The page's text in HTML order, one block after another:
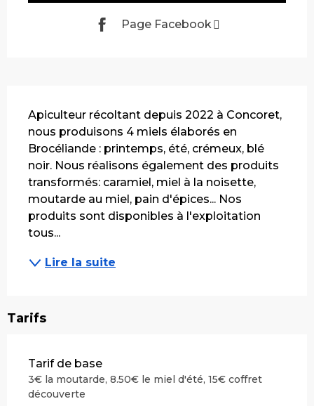
Page Facebook
Apiculteur récoltant depuis 2022 à Concoret,
nous produisons 4 miels élaborés en
Brocéliande : printemps, été, crémeux, blé
noir. Nous réalisons également des produits
transformés: caramiel, miel à la noisette,
moutarde au miel, pain d'épices... Nos
produits sont disponibles à l'exploitation
tous...
Lire la suite
Tarifs
Tarifs 2026
Tarif de base
3€ la moutarde, 8.50€ le miel d'été, 15€ coffret
découverte